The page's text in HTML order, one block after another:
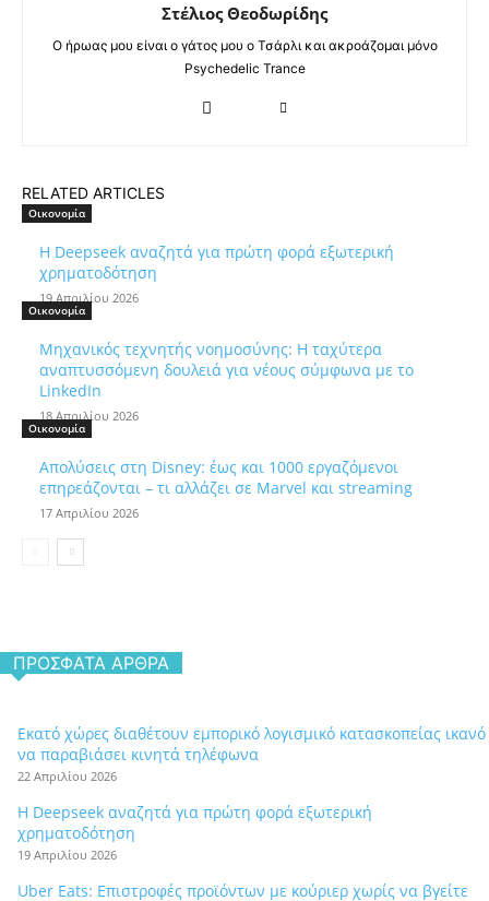
Στέλιος Θεοδωρίδης
Ο ήρωας μου είναι ο γάτος μου ο Τσάρλι και ακροάζομαι μόνο
Psychedelic Trance
RELATED ARTICLES
Οικονομία
Η Deepseek αναζητά για πρώτη φορά εξωτερική
χρηματοδότηση
19 Απριλίου 2026
Οικονομία
Μηχανικός τεχνητής νοημοσύνης: Η ταχύτερα
αναπτυσσόμενη δουλειά για νέους σύμφωνα με το
LinkedIn
18 Απριλίου 2026
Οικονομία
Απολύσεις στη Disney: έως και 1000 εργαζόμενοι
επηρεάζονται – τι αλλάζει σε Marvel και streaming
17 Απριλίου 2026
ΠΡΌΣΦΑΤΑ ΆΡΘΡΑ
Εκατό χώρες διαθέτουν εμπορικό λογισμικό κατασκοπείας ικανό
να παραβιάσει κινητά τηλέφωνα
22 Απριλίου 2026
Η Deepseek αναζητά για πρώτη φορά εξωτερική
χρηματοδότηση
19 Απριλίου 2026
Uber Eats: Επιστροφές προϊόντων με κούριερ χωρίς να βγείτε